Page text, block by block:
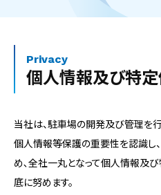
Privacy
個人情報及び特
当社は、駐車場の開発及び管理を
個人情報等保護の重要性を認識し
め､全社一丸となって個人情報及
底に努めます。